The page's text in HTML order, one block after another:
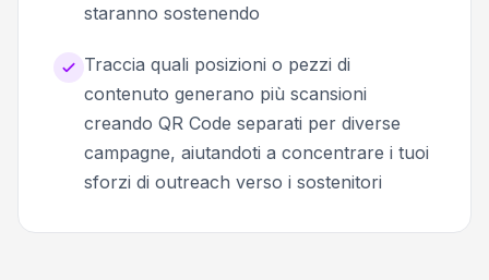
staranno sostenendo
Traccia quali posizioni o pezzi di
contenuto generano più scansioni
creando QR Code separati per diverse
campagne, aiutandoti a concentrare i tuoi
sforzi di outreach verso i sostenitori